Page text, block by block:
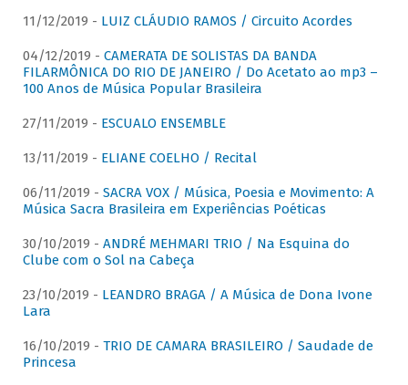
11/12/2019 - LUIZ CLÁUDIO RAMOS / Circuito Acordes
04/12/2019 - CAMERATA DE SOLISTAS DA BANDA
FILARMÔNICA DO RIO DE JANEIRO / Do Acetato ao mp3 –
100 Anos de Música Popular Brasileira
27/11/2019 - ESCUALO ENSEMBLE
13/11/2019 - ELIANE COELHO / Recital
06/11/2019 - SACRA VOX / Música, Poesia e Movimento: A
Música Sacra Brasileira em Experiências Poéticas
30/10/2019 - ANDRÉ MEHMARI TRIO / Na Esquina do
Clube com o Sol na Cabeça
23/10/2019 - LEANDRO BRAGA / A Música de Dona Ivone
Lara
16/10/2019 - TRIO DE CAMARA BRASILEIRO / Saudade de
Princesa